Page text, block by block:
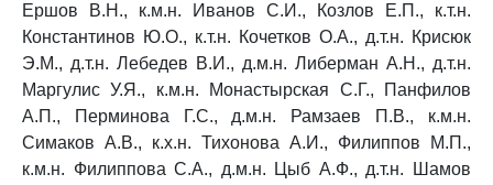
Ершов В.Н., к.м.н. Иванов С.И., Козлов Е.П., к.т.н.
Константинов Ю.О., к.т.н. Кочетков О.А., д.т.н. Крисюк
Э.М., д.т.н. Лебедев В.И., д.м.н. Либерман А.Н., д.т.н.
Маргулис У.Я., к.м.н. Монастырская С.Г., Панфилов
А.П., Перминова Г.С., д.м.н. Рамзаев П.В., к.м.н.
Симаков А.В., к.х.н. Тихонова А.И., Филиппов М.П.,
к.м.н. Филиппова С.А., д.м.н. Цыб А.Ф., д.т.н. Шамов